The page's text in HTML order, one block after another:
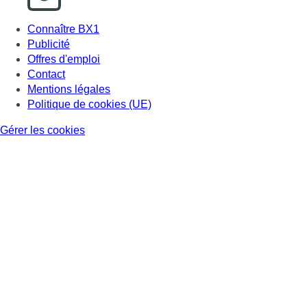
Connaître BX1
Publicité
Offres d'emploi
Contact
Mentions légales
Politique de cookies (UE)
Gérer les cookies